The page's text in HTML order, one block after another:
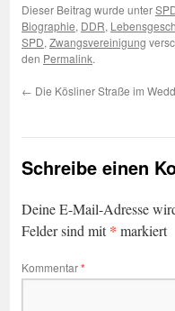
Dieser Beitrag wurde unter
Biographie, DDR,
SPD, Zwangsvereinigung
den Permalink.
← Die Kösliner Straße im
Schreibe einen
Deine E-Mail-Adresse
Felder sind mit* markiert
Kommentar*